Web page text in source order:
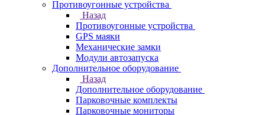
Противоугонные устройства
Назад
Противоугонные устройства
GPS маяки
Механические замки
Модули автозапуска
Дополнительное оборудование
Назад
Дополнительное оборудование
Парковочные комплекты
Парковочные мониторы